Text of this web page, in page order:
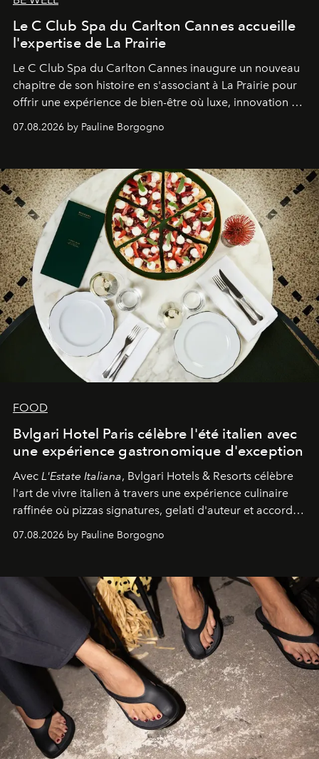
Le C Club Spa du Carlton Cannes accueille
l'expertise de La Prairie
Le C Club Spa du Carlton Cannes inaugure un nouveau
chapitre de son histoire en s'associant à La Prairie pour
offrir une expérience de bien-être où luxe, innovation et
07.08.2026 by Pauline Borgogno
FOOD
Bvlgari Hotel Paris célèbre l'été italien avec
une expérience gastronomique d'exception
Avec L'Estate Italiana, Bvlgari Hotels & Resorts célèbre
l'art de vivre italien à travers une expérience culinaire
raffinée où pizzas signatures, gelati d'auteur et accords
07.08.2026 by Pauline Borgogno